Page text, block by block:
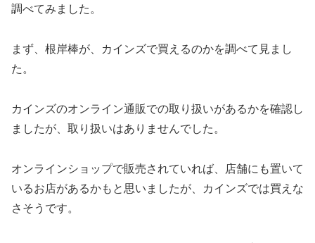
調べてみました。
まず、根岸棒が、カインズで買えるのかを調べて見まし
た。
カインズのオンライン通販での取り扱いがあるかを確認し
ましたが、取り扱いはありませんでした。
オンラインショップで販売されていれば、店舗にも置いて
いるお店があるかもと思いましたが、カインズでは買えな
さそうです。